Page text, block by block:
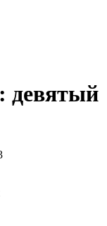
девятый